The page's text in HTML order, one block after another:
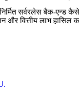
सर्वरलेस बैक‑एन्ड
और वित्तीय लाभ हासिल